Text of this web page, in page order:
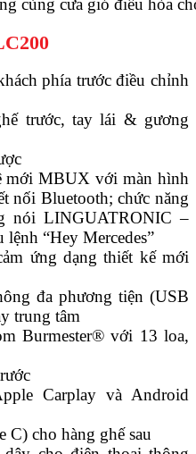
cùng cưa gió điều hòa
phía trước điều chỉnh
trước, tay lái & gương
mới MBUX với màn hình
nối Bluetooth; chức năng
nói LINGUATRONIC –
“Hey Mercedes”
ứng dạng thiết kế mới
đa phương tiện (USB
trung tâm
Burmester® với 13 loa,
Carplay và Android
C) cho hàng ghế sau